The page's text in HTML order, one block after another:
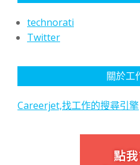
technorati
Twitter
關於工
Careerjet,找工作的搜尋引擎